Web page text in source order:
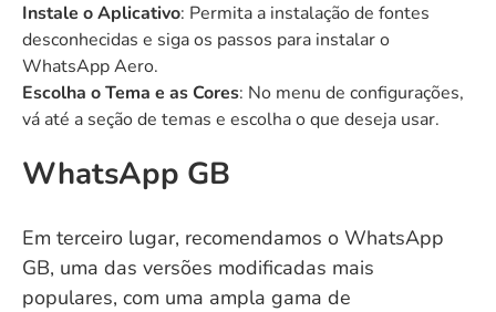
Instale o Aplicativo: Permita a instalação de fontes
desconhecidas e siga os passos para instalar o
WhatsApp Aero.
Escolha o Tema e as Cores: No menu de configurações,
vá até a seção de temas e escolha o que deseja usar.
WhatsApp GB
Em terceiro lugar, recomendamos o WhatsApp
GB, uma das versões modificadas mais
populares, com uma ampla gama de